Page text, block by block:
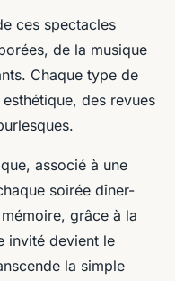
ces spectacles
de la musique
Chaque type de
des revues
associé à une
soirée dîner-
grâce à la
invité devient le
la simple